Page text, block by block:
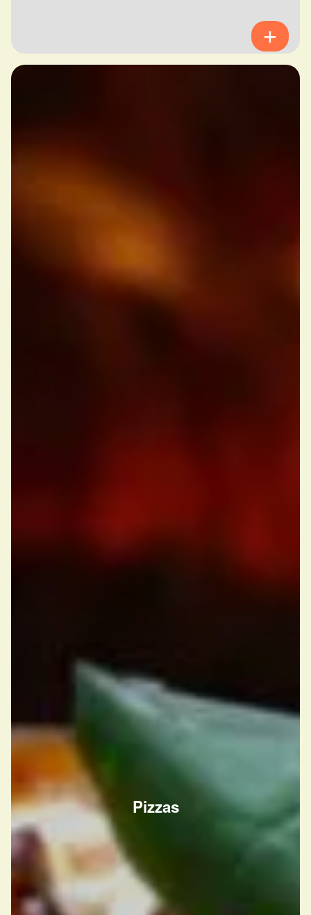
Pizzas